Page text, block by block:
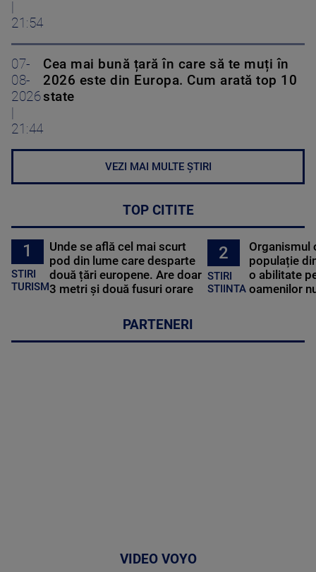
21:54
07-
08-
2026
21:44
Cea mai bună țară în care să te muți în
2026 este din Europa. Cum arată top 10
state
VEZI MAI MULTE ȘTIRI
TOP CITITE
1
STIRI
TURISM
Unde se află cel mai scurt
pod din lume care desparte
două țări europene. Are doar
3 metri și două fusuri orare
2
STIRI
STIINTA
Organismul
populație
o abilitate
oamenilor
PARTENERI
VIDEO VOYO